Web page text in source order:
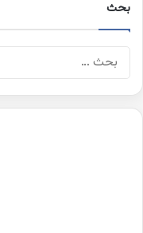
بحث